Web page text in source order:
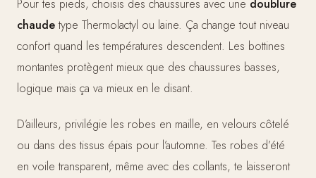
Pour tes pieds, choisis des chaussures avec une doublure
chaude type Thermolactyl ou laine. Ça change tout niveau
confort quand les températures descendent. Les bottines
montantes protègent mieux que des chaussures basses,
logique mais ça va mieux en le disant.
D’ailleurs, privilégie les robes en maille, en velours côtelé
ou dans des tissus épais pour l’automne. Tes robes d’été
en voile transparent, même avec des collants, te laisseront